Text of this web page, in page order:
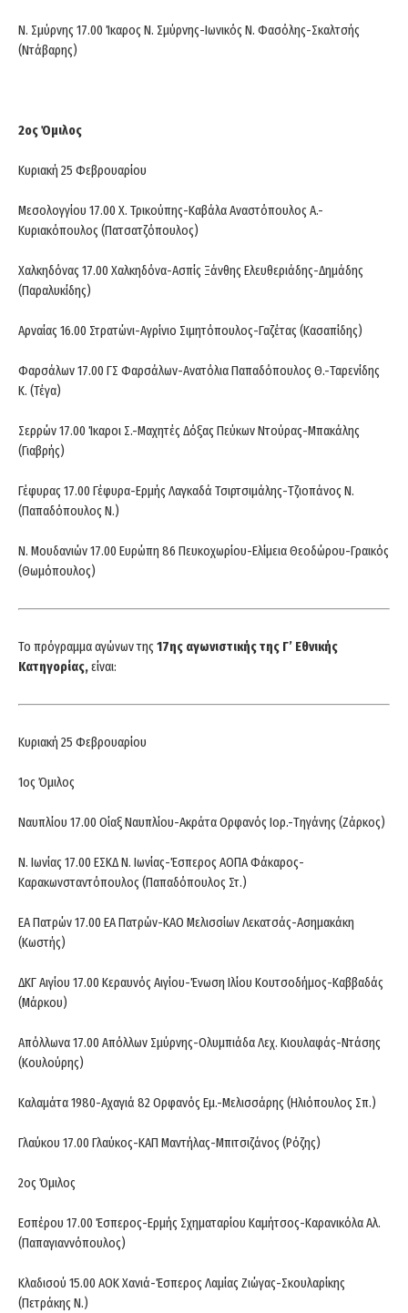
Ν. Σμύρνης 17.00 Ίκαρος Ν. Σμύρνης-Ιωνικός Ν. Φασόλης-Σκαλτσής
(Ντάβαρης)
2ος Όμιλος
Κυριακή 25 Φεβρουαρίου
Μεσολογγίου 17.00 Χ. Τρικούπης-Καβάλα Αναστόπουλος Α.-
Κυριακόπουλος (Πατσατζόπουλος)
Χαλκηδόνας 17.00 Χαλκηδόνα-Ασπίς Ξάνθης Ελευθεριάδης-Δημάδης
(Παραλυκίδης)
Αρναίας 16.00 Στρατώνι-Αγρίνιο Σιμητόπουλος-Γαζέτας (Κασαπίδης)
Φαρσάλων 17.00 ΓΣ Φαρσάλων-Ανατόλια Παπαδόπουλος Θ.-Ταρενίδης
Κ. (Τέγα)
Σερρών 17.00 Ίκαροι Σ.-Μαχητές Δόξας Πεύκων Ντούρας-Μπακάλης
(Γιαβρής)
Γέφυρας 17.00 Γέφυρα-Ερμής Λαγκαδά Τσιρτσιμάλης-Τζιοπάνος Ν.
(Παπαδόπουλος Ν.)
Ν. Μουδανιών 17.00 Ευρώπη 86 Πευκοχωρίου-Ελίμεια Θεοδώρου-Γραικός
(Θωμόπουλος)
Το πρόγραμμα αγώνων της 17ης αγωνιστικής της Γ’ Εθνικής
Κατηγορίας,είναι:
Κυριακή 25 Φεβρουαρίου
1ος Όμιλος
Ναυπλίου 17.00 Οίαξ Ναυπλίου-Ακράτα Ορφανός Ιορ.-Τηγάνης (Ζάρκος)
Ν. Ιωνίας 17.00 ΕΣΚΔ Ν. Ιωνίας-Έσπερος ΑΟΠΑ Φάκαρος-
Καρακωνσταντόπουλος (Παπαδόπουλος Στ.)
ΕΑ Πατρών 17.00 ΕΑ Πατρών-ΚΑΟ Μελισσίων Λεκατσάς-Ασημακάκη
(Κωστής)
ΔΚΓ Αιγίου 17.00 Κεραυνός Αιγίου-Ένωση Ιλίου Κουτσοδήμος-Καββαδάς
(Μάρκου)
Απόλλωνα 17.00 Απόλλων Σμύρνης-Ολυμπιάδα Λεχ. Κιουλαφάς-Ντάσης
(Κουλούρης)
Καλαμάτα 1980-Αχαγιά 82 Ορφανός Εμ.-Μελισσάρης (Ηλιόπουλος Σπ.)
Γλαύκου 17.00 Γλαύκος-ΚΑΠ Μαντήλας-Μπιτσιζάνος (Ρόζης)
2ος Όμιλος
Εσπέρου 17.00 Έσπερος-Ερμής Σχηματαρίου Καμήτσος-Καρανικόλα Αλ.
(Παπαγιαννόπουλος)
Κλαδισού 15.00 ΑΟΚ Χανιά-Έσπερος Λαμίας Ζιώγας-Σκουλαρίκης
(Πετράκης Ν.)